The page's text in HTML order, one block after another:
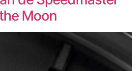
Moon